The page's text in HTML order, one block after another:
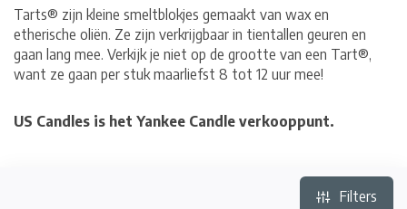
Tarts® zijn kleine smeltblokjes gemaakt van wax en
etherische oliën. Ze zijn verkrijgbaar in tientallen geuren en
gaan lang mee. Verkijk je niet op de grootte van een Tart®,
want ze gaan per stuk maarliefst 8 tot 12 uur mee!
US Candles is het Yankee Candle verkooppunt.
Filters